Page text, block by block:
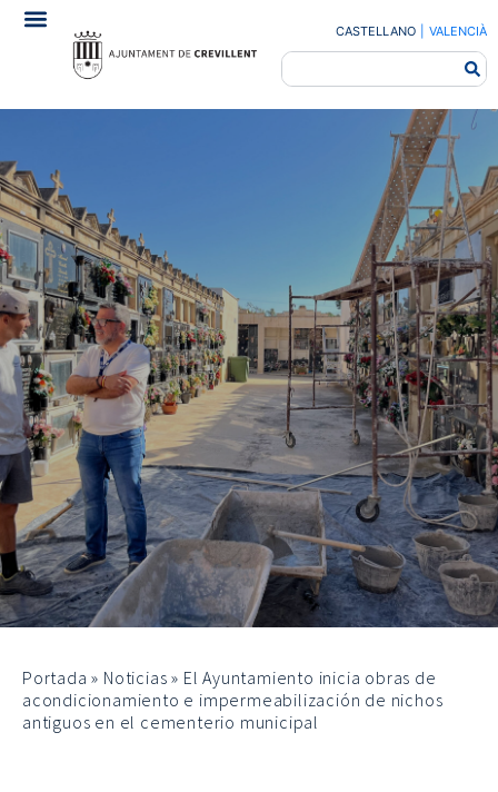
CASTELLANO VALENCIÀ
Portada » Noticias » El Ayuntamiento inicia obras de
acondicionamiento e impermeabilización de nichos
antiguos en el cementerio municipal